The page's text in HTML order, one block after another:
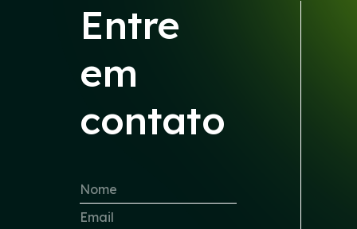
Entre
em
contato